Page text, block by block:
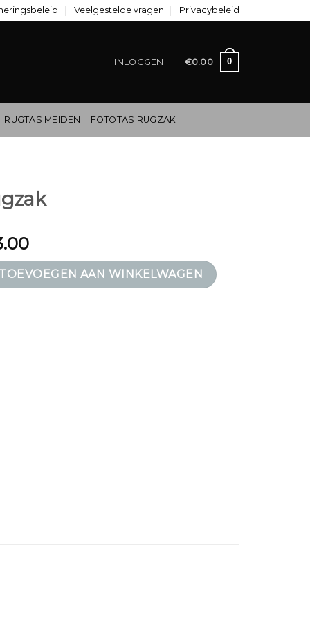
Veelgestelde vragen Privacybeleid
INLOGGEN €0.00 0
RUGTAS MEIDEN FOTOTAS RUGZAK
AAN WINKELWAGEN